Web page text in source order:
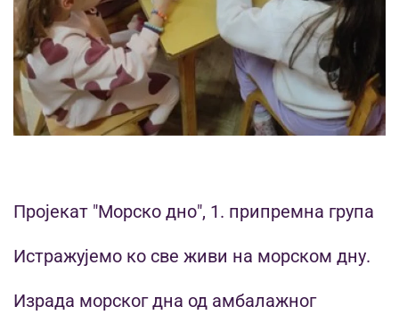
Пројекат "Морско дно", 1. припремна група
Истражујемо ко све живи на морском дну.
Израда морског дна од амбалажног